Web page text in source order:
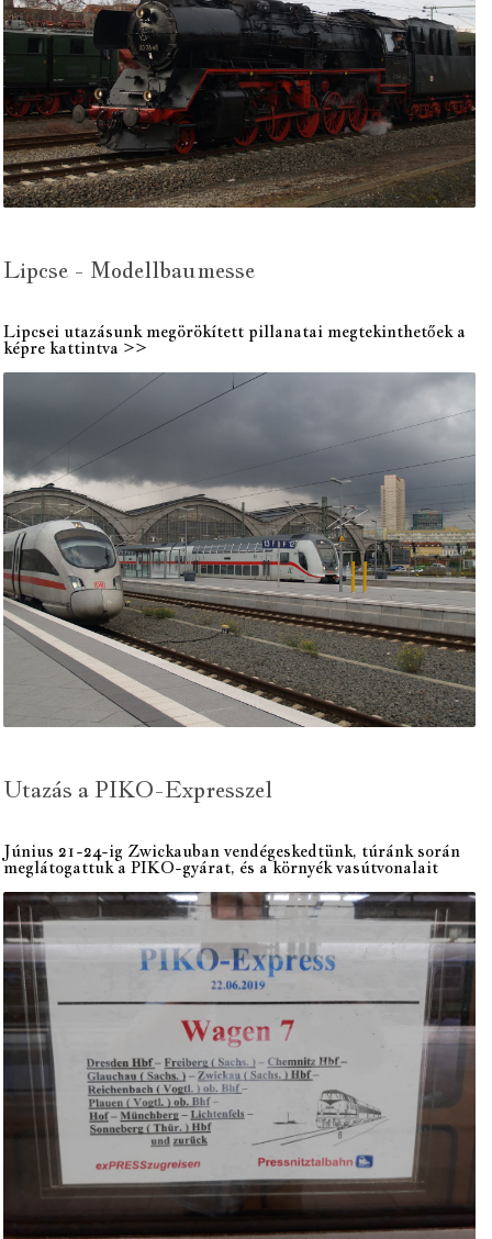
Lipcse - Modellbaumesse
Lipcsei utazásunk megörökített pillanatai megtekinthetőek a
képre kattintva >>
Utazás a PIKO-Expresszel
Június 21-24-ig Zwickauban vendégeskedtünk, túránk során
meglátogattuk a PIKO-gyárat, és a környék vasútvonalait